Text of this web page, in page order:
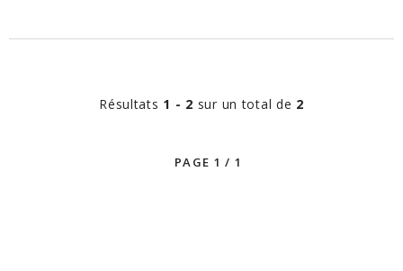
Résultats 1 - 2 sur un total de 2